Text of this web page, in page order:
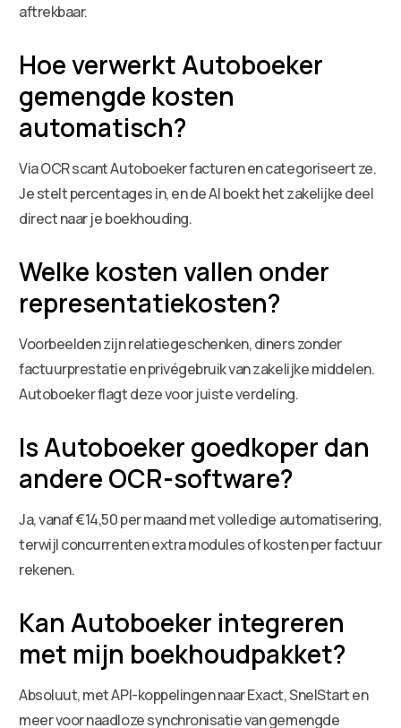
aftrekbaar.
Hoe verwerkt Autoboeker
gemengde kosten
automatisch?
Via OCR scant Autoboeker facturen en categoriseert ze.
Je stelt percentages in, en de AI boekt het zakelijke deel
direct naar je boekhouding.
Welke kosten vallen onder
representatiekosten?
Voorbeelden zijn relatiegeschenken, diners zonder
factuurprestatie en privégebruik van zakelijke middelen.
Autoboeker flagt deze voor juiste verdeling.
Is Autoboeker goedkoper dan
andere OCR-software?
Ja, vanaf €14,50 per maand met volledige automatisering,
terwijl concurrenten extra modules of kosten per factuur
rekenen.
Kan Autoboeker integreren
met mijn boekhoudpakket?
Absoluut, met API-koppelingen naar Exact, SnelStart en
meer voor naadloze synchronisatie van gemengde